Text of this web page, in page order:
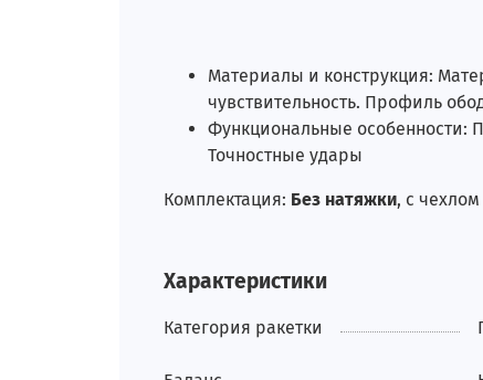
Материалы и конструкция:
чувствительность. Профиль
Функциональные особенности:
Точностные удары
Комплектация: Без натяжки, с
Характеристики
Категория ракетки